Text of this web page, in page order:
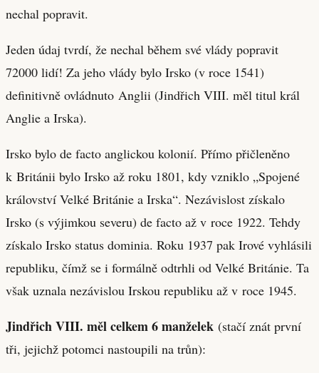
nechal popravit.
Jeden údaj tvrdí, že nechal během své vlády popravit
72000 lidí! Za jeho vlády bylo Irsko (v roce 1541)
definitivně ovládnuto Anglii (Jindřich VIII. měl titul král
Anglie a Irska).
Irsko bylo de facto anglickou kolonií. Přímo přičleněno
k Británii bylo Irsko až roku 1801, kdy vzniklo „Spojené
království Velké Británie a Irska“. Nezávislost získalo
Irsko (s výjimkou severu) de facto až v roce 1922. Tehdy
získalo Irsko status dominia. Roku 1937 pak Irové vyhlásili
republiku, čímž se i formálně odtrhli od Velké Británie. Ta
však uznala nezávislou Irskou republiku až v roce 1945.
Jindřich VIII. měl celkem 6 manželek (stačí znát první
tři, jejichž potomci nastoupili na trůn):